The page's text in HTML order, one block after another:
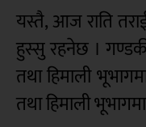
यस्तै, आज राति
हुस्सु रहनेछ ।
तथा हिमाली
तथा हिमाली